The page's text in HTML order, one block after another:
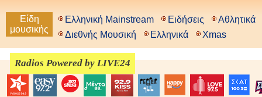
Είδη
μουσικής
Ελληνική Mainstream Ειδήσεις
Αθλητικά
Διεθνής Μουσική
Ελληνικά Xmas
Radios Powered by LIVE24